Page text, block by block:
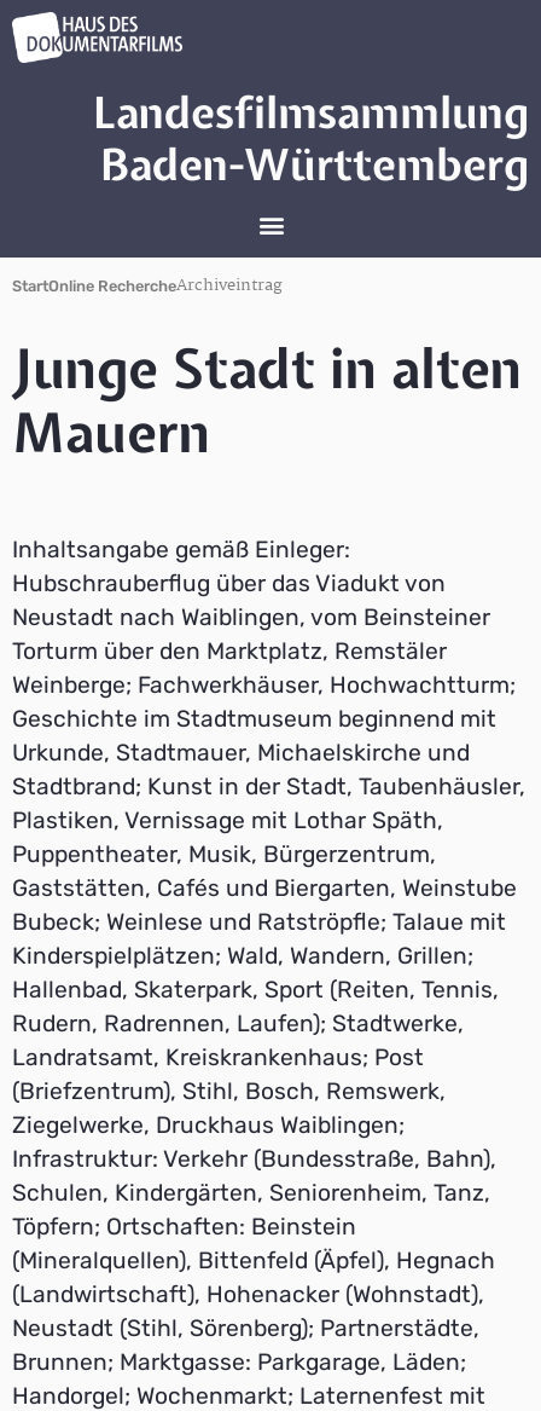
Landesfilmsammlung
Baden-Württemberg
StartOnline RechercheArchiveintrag
Junge Stadt in alten
Mauern
Inhaltsangabe gemäß Einleger:
Hubschrauberflug über das Viadukt von
Neustadt nach Waiblingen, vom Beinsteiner
Torturm über den Marktplatz, Remstäler
Weinberge; Fachwerkhäuser, Hochwachtturm;
Geschichte im Stadtmuseum beginnend mit
Urkunde, Stadtmauer, Michaelskirche und
Stadtbrand; Kunst in der Stadt, Taubenhäusler,
Plastiken, Vernissage mit Lothar Späth,
Puppentheater, Musik, Bürgerzentrum,
Gaststätten, Cafés und Biergarten, Weinstube
Bubeck; Weinlese und Ratströpfle; Talaue mit
Kinderspielplätzen; Wald, Wandern, Grillen;
Hallenbad, Skaterpark, Sport (Reiten, Tennis,
Rudern, Radrennen, Laufen); Stadtwerke,
Landratsamt, Kreiskrankenhaus; Post
(Briefzentrum), Stihl, Bosch, Remswerk,
Ziegelwerke, Druckhaus Waiblingen;
Infrastruktur: Verkehr (Bundesstraße, Bahn),
Schulen, Kindergärten, Seniorenheim, Tanz,
Töpfern; Ortschaften: Beinstein
(Mineralquellen), Bittenfeld (Äpfel), Hegnach
(Landwirtschaft), Hohenacker (Wohnstadt),
Neustadt (Stihl, Sörenberg); Partnerstädte,
Brunnen; Marktgasse: Parkgarage, Läden;
Handorgel; Wochenmarkt; Laternenfest mit